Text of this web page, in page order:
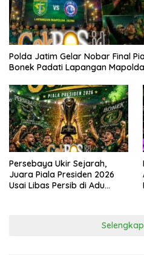
Polda Jatim Gelar Nobar Final
Bonek Padati Lapangan
Persebaya Ukir Sejarah,
Juara Piala Presiden 2026
Usai Libas Persib di Adu